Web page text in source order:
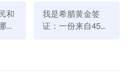
？
和
个
我是希腊黄金签
证：一份来自45亿